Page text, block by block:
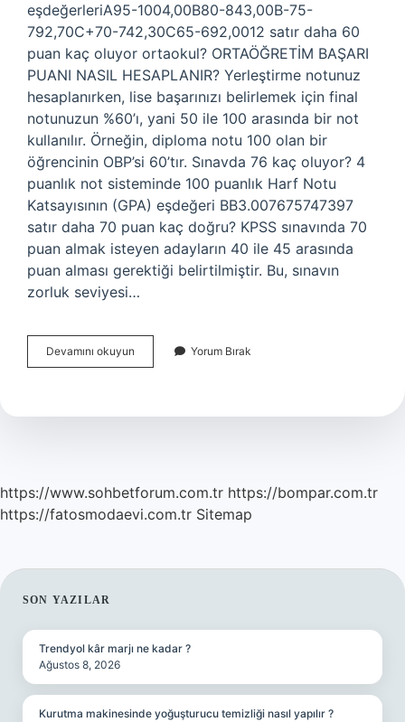
eşdeğerleriA95-1004,00B80-843,00B-75-
792,70C+70-742,30C65-692,0012 satır daha 60
puan kaç oluyor ortaokul? ORTAÖĞRETİM BAŞARI
PUANI NASIL HESAPLANIR? Yerleştirme notunuz
hesaplanırken, lise başarınızı belirlemek için final
notunuzun %60’ı, yani 50 ile 100 arasında bir not
kullanılır. Örneğin, diploma notu 100 olan bir
öğrencinin OBP’si 60’tır. Sınavda 76 kaç oluyor? 4
puanlık not sisteminde 100 puanlık Harf Notu
Katsayısının (GPA) eşdeğeri BB3.007675747397
satır daha 70 puan kaç doğru? KPSS sınavında 70
puan almak isteyen adayların 40 ile 45 arasında
puan alması gerektiği belirtilmiştir. Bu, sınavın
zorluk seviyesi…
Devamını okuyun
Puan
Ortaokul
Yorum Bırak
https://www.sohbetforum.com.tr https://bompar.com.tr
https://fatosmodaevi.com.tr Sitemap
SIDEBAR
SON YAZILAR
Trendyol kâr marjı ne kadar ?
Ağustos 8, 2026
Kurutma makinesinde yoğuşturucu temizliği nasıl yapılır ?